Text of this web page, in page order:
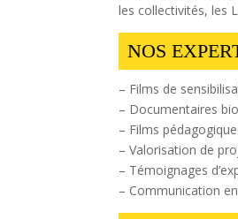
les collectivités, les
NOS
– Films de
– Documentaires
– Films
– Valorisation de
– Témoignages
– Communication